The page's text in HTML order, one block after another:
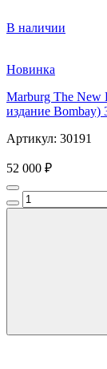
В наличии
Новинка
Marburg The New
издание Bombay)
Артикул: 30191
52 000 ₽